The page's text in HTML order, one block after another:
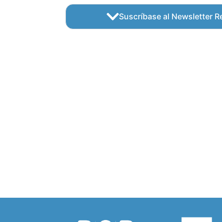
Suscríbase al Newsletter